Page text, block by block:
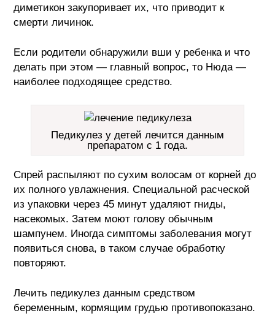
диметикон закупоривает их, что приводит к
смерти личинок.
Если родители обнаружили вши у ребенка и что
делать при этом — главный вопрос, то Нюда —
наиболее подходящее средство.
Педикулез у детей лечится данным
препаратом с 1 года.
Спрей распыляют по сухим волосам от корней до
их полного увлажнения. Специальной расческой
из упаковки через 45 минут удаляют гниды,
насекомых. Затем моют голову обычным
шампунем. Иногда симптомы заболевания могут
появиться снова, в таком случае обработку
повторяют.
Лечить педикулез данным средством
беременным, кормящим грудью противопоказано.